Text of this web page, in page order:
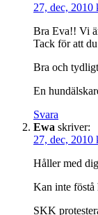
27, dec, 2010
Bra Eva!! Vi
Tack för att
Bra och
En
Svara
Ewa skriver:
27, dec, 2010
Håller med
Kan inte föstå
SKK